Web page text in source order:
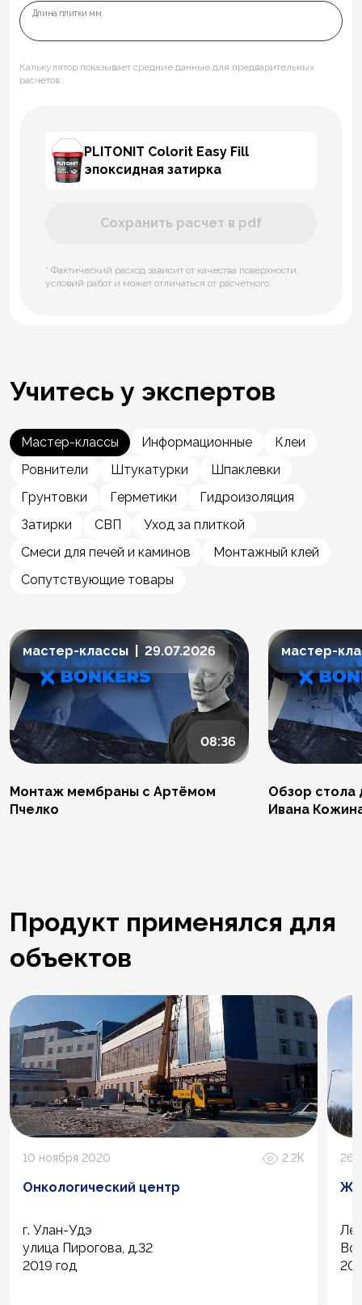
Длина плитки мм
Калькулятор показывает средние данные для предварительных
расчётов.
PLITONIT Colorit Easy Fill
эпоксидная затирка
Сохранить расчет в pdf
* Фактический расход зависит от качества поверхности,
условий работ и может отличаться от расчетного.
Учитесь у экспертов
Мастер-классы Информационные
Клеи
Ровнители
Штукатурки
Шпаклевки
Грунтовки
Герметики
Гидроизоляция
Затирки
СВП
Уход за плиткой
Смеси для печей и каминов
Монтажный клей
Сопутствующие товары
мастер-классы | 29.07.2026
08:36
Монтаж мембраны с Артёмом
Пчелко
мастер-
Обзор стола
Ивана
Продукт применялся для
объектов
10 ноября 2020 2.2К
Онкологический центр
г. Улан-Удэ
улица Пирогова, д.32
2019 год
26
ЖК